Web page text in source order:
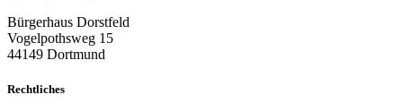
Bürgerhaus Dorstfeld
Vogelpothsweg 15
44149 Dortmund
Rechtliches